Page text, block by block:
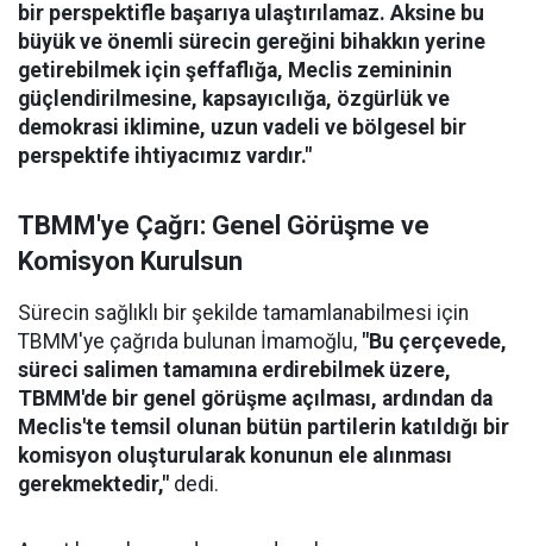
bir perspektifle başarıya ulaştırılamaz. Aksine bu
büyük ve önemli sürecin gereğini bihakkın yerine
getirebilmek için şeffaflığa, Meclis zemininin
güçlendirilmesine, kapsayıcılığa, özgürlük ve
demokrasi iklimine, uzun vadeli ve bölgesel bir
perspektife ihtiyacımız vardır."
TBMM'ye Çağrı: Genel Görüşme ve
Komisyon Kurulsun
Sürecin sağlıklı bir şekilde tamamlanabilmesi için
TBMM'ye çağrıda bulunan İmamoğlu, "Bu çerçevede,
süreci salimen tamamına erdirebilmek üzere,
TBMM'de bir genel görüşme açılması, ardından da
Meclis'te temsil olunan bütün partilerin katıldığı bir
komisyon oluşturularak konunun ele alınması
gerekmektedir," dedi.